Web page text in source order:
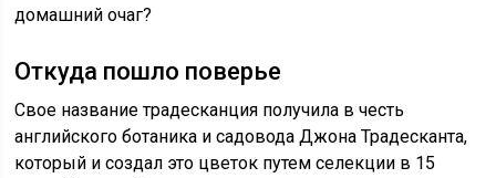
домашний очаг?
Откуда пошло поверье
Свое название традесканция получила в честь
английского ботаника и садовода Джона Традесканта,
который и создал это цветок путем селекции в 15